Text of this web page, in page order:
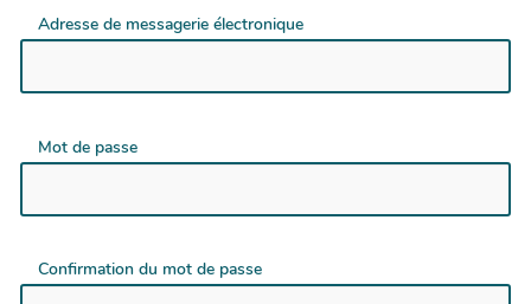
Adresse de messagerie électronique
Mot de passe
Confirmation du mot de passe